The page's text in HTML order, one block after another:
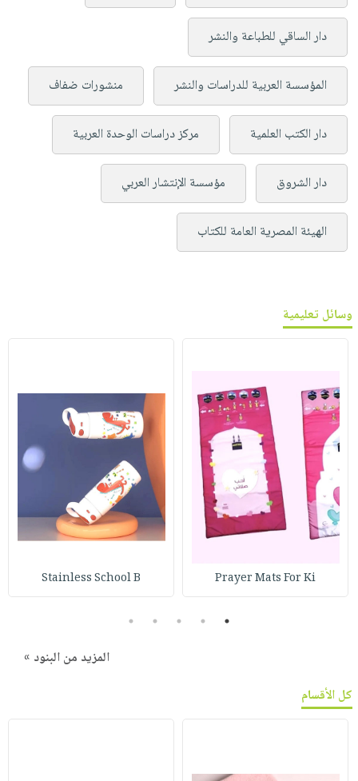
دار الساقي للطباعة والنشر
المؤسسة العربية للدراسات والنشر منشورات ضفاف
دار الكتب العلمية مركز دراسات الوحدة العربية
دار الشروق مؤسسة الإنتشار العربي
الهيئة المصرية العامة للكتاب
وسائل تعليمية
Prayer Mats For Ki
Stainless School B
1
2
3
4
5
المزيد من البنود »
كل الأقسام